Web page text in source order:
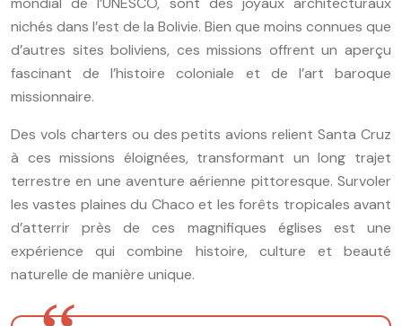
nichés dans l’est de la Bolivie. Bien que moins connues que
d’autres sites boliviens, ces missions offrent un aperçu
fascinant de l’histoire coloniale et de l’art baroque
missionnaire.
Des vols charters ou des petits avions relient Santa Cruz
à ces missions éloignées, transformant un long trajet
terrestre en une aventure aérienne pittoresque. Survoler
les vastes plaines du Chaco et les forêts tropicales avant
d’atterrir près de ces magnifiques églises est une
expérience qui combine histoire, culture et beauté
naturelle de manière unique.